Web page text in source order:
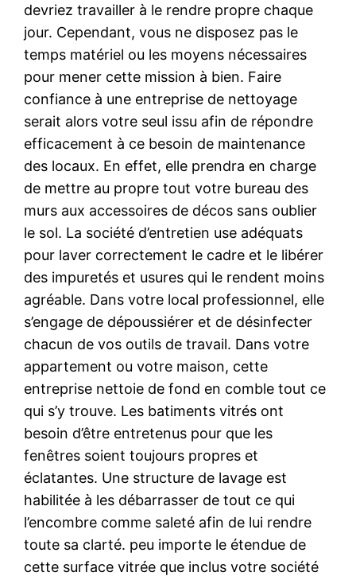
devriez travailler à le rendre propre chaque
jour. Cependant, vous ne disposez pas le
temps matériel ou les moyens nécessaires
pour mener cette mission à bien. Faire
confiance à une entreprise de nettoyage
serait alors votre seul issu afin de répondre
efficacement à ce besoin de maintenance
des locaux. En effet, elle prendra en charge
de mettre au propre tout votre bureau des
murs aux accessoires de décos sans oublier
le sol. La société d’entretien use adéquats
pour laver correctement le cadre et le libérer
des impuretés et usures qui le rendent moins
agréable. Dans votre local professionnel, elle
s’engage de dépoussiérer et de désinfecter
chacun de vos outils de travail. Dans votre
appartement ou votre maison, cette
entreprise nettoie de fond en comble tout ce
qui s’y trouve. Les batiments vitrés ont
besoin d’être entretenus pour que les
fenêtres soient toujours propres et
éclatantes. Une structure de lavage est
habilitée à les débarrasser de tout ce qui
l’encombre comme saleté afin de lui rendre
toute sa clarté. peu importe le étendue de
cette surface vitrée que inclus votre société